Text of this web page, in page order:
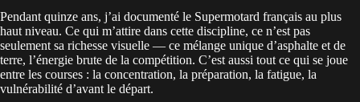
Pendant quinze ans, j’ai documenté le Supermotard français au plus
haut niveau. Ce qui m’attire dans cette discipline, ce n’est pas
seulement sa richesse visuelle — ce mélange unique d’asphalte et de
terre, l’énergie brute de la compétition. C’est aussi tout ce qui se joue
entre les courses : la concentration, la préparation, la fatigue, la
vulnérabilité d’avant le départ.